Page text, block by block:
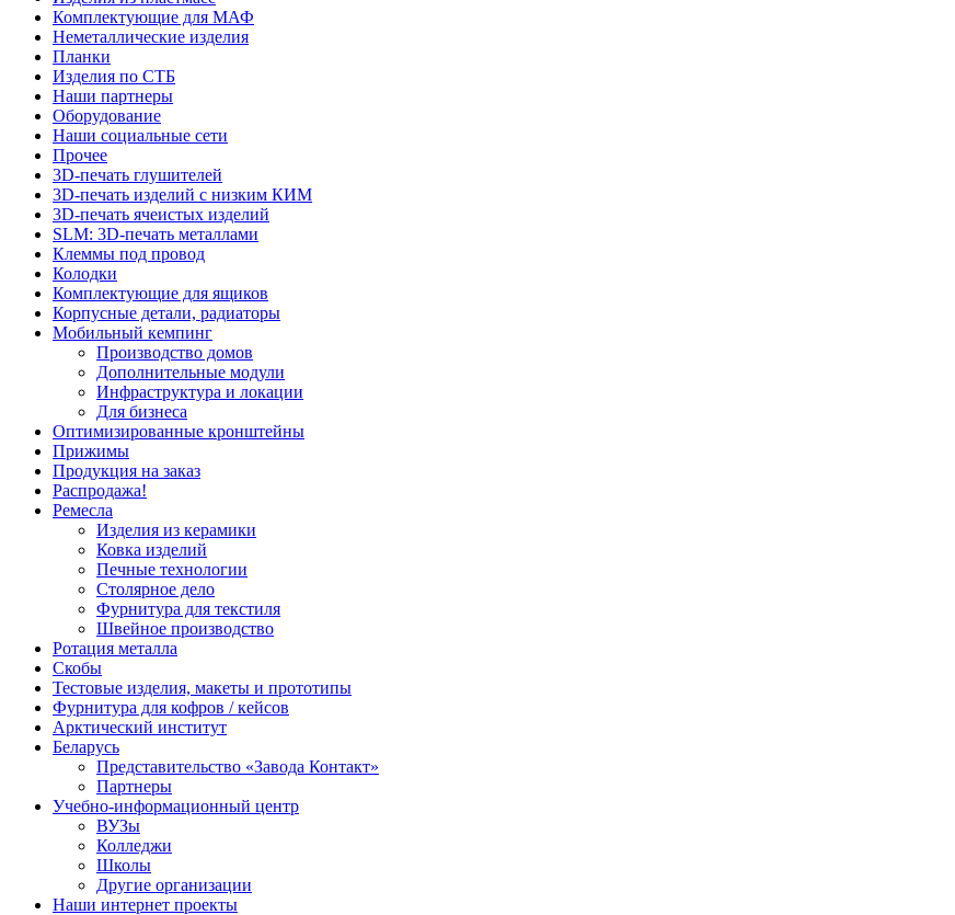
Комплектующие для МАФ
Неметаллические изделия
Планки
Изделия по СТБ
Наши партнеры
Оборудование
Наши социальные сети
Прочее
3D-печать глушителей
3D-печать изделий с низким КИМ
3D-печать ячеистых изделий
SLM: 3D-печать металлами
Клеммы под провод
Колодки
Комплектующие для ящиков
Корпусные детали, радиаторы
Мобильный кемпинг
Производство домов
Дополнительные модули
Инфраструктура и локации
Для бизнеса
Оптимизированные кронштейны
Прижимы
Продукция на заказ
Распродажа!
Ремесла
Изделия из керамики
Ковка изделий
Печные технологии
Столярное дело
Фурнитура для текстиля
Швейное производство
Ротация металла
Скобы
Тестовые изделия, макеты и прототипы
Фурнитура для кофров / кейсов
Арктический институт
Беларусь
Представительство «Завода Контакт»
Партнеры
Учебно-информационный центр
ВУЗы
Колледжи
Школы
Другие организации
Наши интернет проекты